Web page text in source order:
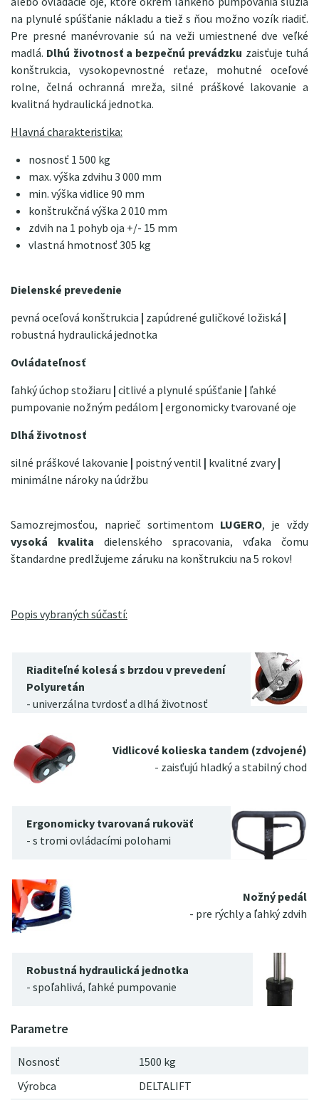
na plynulé spúšťanie nákladu a tiež s ňou možno vozík riadiť.
Pre presné manévrovanie sú na veži umiestnené dve veľké
madlá. Dlhú životnosť a bezpečnú prevádzku zaisťuje tuhá
konštrukcia, vysokopevnostné reťaze, mohutné oceľové
rolne, čelná ochranná mreža, silné práškové lakovanie a
kvalitná hydraulická jednotka.
Hlavná charakteristika:
nosnosť 1 500 kg
max. výška zdvihu 3 000 mm
min. výška vidlice 90 mm
konštrukčná výška 2 010 mm
zdvih na 1 pohyb oja +/- 15 mm
vlastná hmotnosť 305 kg
Dielenské prevedenie
pevná oceľová konštrukcia | zapúdrené guličkové ložiská |
robustná hydraulická jednotka
Ovládateľnosť
ľahký úchop stožiaru |citlivé a plynulé spúšťanie | ľahké
pumpovanie nožným pedálom |ergonomicky tvarované oje
Dlhá životnosť
silné práškové lakovanie | poistný ventil | kvalitné zvary|
minimálne nároky na údržbu
Samozrejmosťou, naprieč sortimentom LUGERO, je vždy
vysoká kvalita dielenského spracovania, vďaka čomu
štandardne predlžujeme záruku na konštrukciu na 5 rokov!
Popis vybraných súčastí:
Riaditeľné kolesá s brzdou v prevedení
Polyuretán
- univerzálna tvrdosť a dlhá životnosť
Vidlicové kolieska tandem (zdvojené)
- zaisťujú hladký a stabilný chod
Ergonomicky tvarovaná rukoväť
- s tromi ovládacími polohami
Nožný pedál
- pre rýchly a ľahký zdvih
Robustná hydraulická jednotka
- spoľahlivá, ľahké pumpovanie
Nosnosť
1500 kg
Výrobca
DELTALIFT